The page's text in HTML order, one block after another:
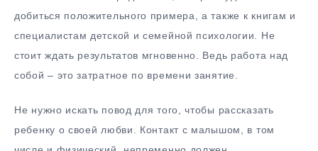
добиться положительного примера, а также к книгам и
специалистам детской и семейной психологии. Не
стоит ждать результатов мгновенно. Ведь работа над
собой – это затратное по времени занятие.
Не нужно искать повод для того, чтобы рассказать
ребенку о своей любви. Контакт с малышом, в том